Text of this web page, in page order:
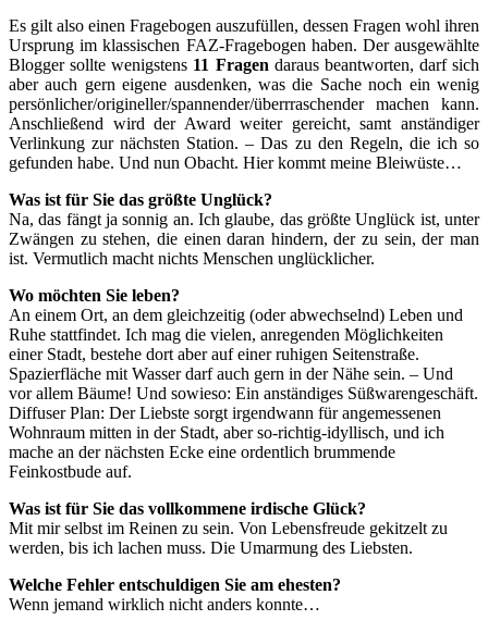
Es gilt also einen Fragebogen auszufüllen, dessen Fragen wohl ihren
Ursprung im klassischen FAZ-Fragebogen haben. Der ausgewählte
Blogger sollte wenigstens 11 Fragen daraus beantworten, darf sich
aber auch gern eigene ausdenken, was die Sache noch ein wenig
persönlicher/origineller/spannender/überrraschender machen kann.
Anschließend wird der Award weiter gereicht, samt anständiger
Verlinkung zur nächsten Station. – Das zu den Regeln, die ich so
gefunden habe. Und nun Obacht. Hier kommt meine Bleiwüste…
Was ist für Sie das größte Unglück?
Na, das fängt ja sonnig an. Ich glaube, das größte Unglück ist, unter
Zwängen zu stehen, die einen daran hindern, der zu sein, der man
ist. Vermutlich macht nichts Menschen unglücklicher.
Wo möchten Sie leben?
An einem Ort, an dem gleichzeitig (oder abwechselnd) Leben und
Ruhe stattfindet. Ich mag die vielen, anregenden Möglichkeiten
einer Stadt, bestehe dort aber auf einer ruhigen Seitenstraße.
Spazierfläche mit Wasser darf auch gern in der Nähe sein. – Und
vor allem Bäume! Und sowieso: Ein anständiges Süßwarengeschäft.
Diffuser Plan: Der Liebste sorgt irgendwann für angemessenen
Wohnraum mitten in der Stadt, aber so-richtig-idyllisch, und ich
mache an der nächsten Ecke eine ordentlich brummende
Feinkostbude auf.
Was ist für Sie das vollkommene irdische Glück?
Mit mir selbst im Reinen zu sein. Von Lebensfreude gekitzelt zu
werden, bis ich lachen muss. Die Umarmung des Liebsten.
Welche Fehler entschuldigen Sie am ehesten?
Wenn jemand wirklich nicht anders konnte…